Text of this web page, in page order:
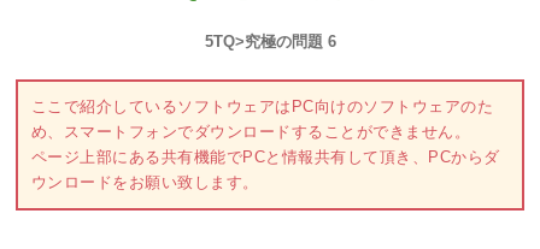
5TQ>究極の問題 6
ここで紹介しているソフトウェアはPC向けのソフトウェアのた
め、スマートフォンでダウンロードすることができません。
ページ上部にある共有機能でPCと情報共有して頂き、PCからダ
ウンロードをお願い致します。